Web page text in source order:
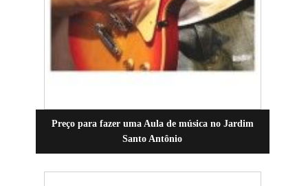
Preço para fazer uma Aula de música no Jardim
Santo Antônio